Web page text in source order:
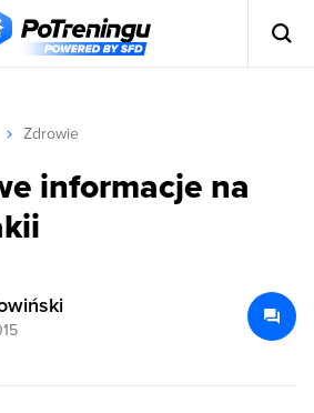
Zdrowie
informacje na